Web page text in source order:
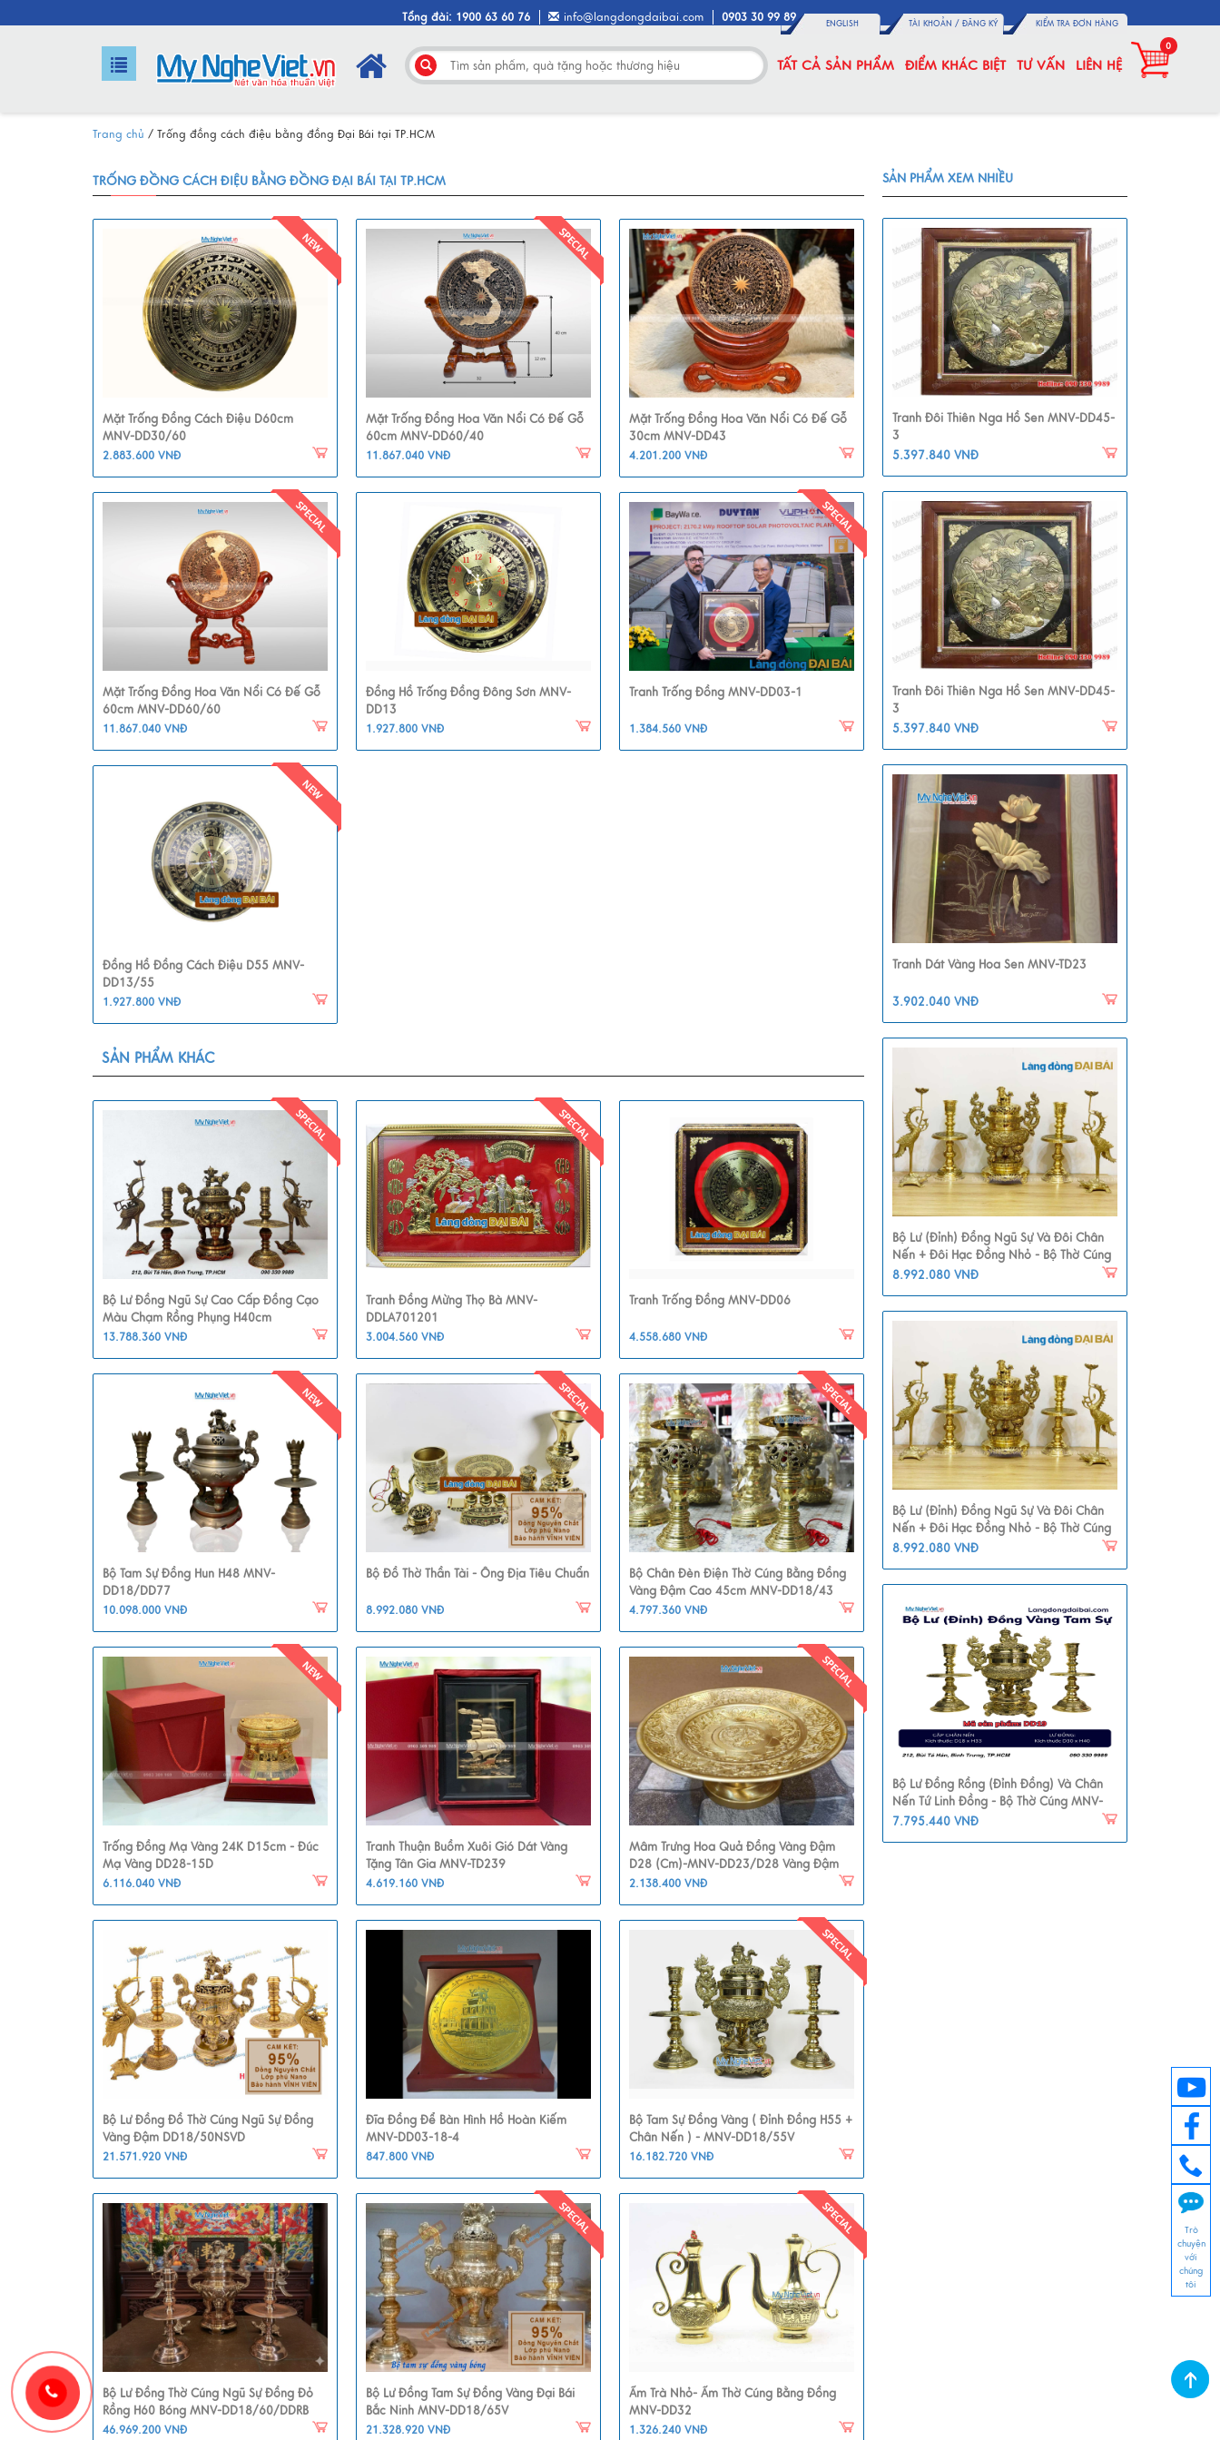
Tổng đài: 1900 63 60 76 info@langdongdaibai.com 0903 30 99 89 ENGLISH TÀI KHOẢN / ĐĂNG KÝ KIỂM TRA ĐƠN HÀNG
TẤT CẢ SẢN PHẨM ĐIỂM KHÁC BIỆT TƯ VẤN LIÊN HỆ
0
Trang chủ / Trống đồng cách điệu bằng đồng Đại Bái tại TP.HCM
TRỐNG ĐỒNG CÁCH ĐIỆU BẰNG ĐỒNG ĐẠI BÁI TẠI TP.HCM
Mặt Trống Đồng Cách Điệu D60cm
MNV-DD30/60
2.883.600 VNĐ
Mặt Trống Đồng Hoa Văn Nổi Có Đế Gỗ
60cm MNV-DD60/40
11.867.040 VNĐ
Mặt Trống Đồng Hoa Văn Nổi Có Đế Gỗ
30cm MNV-DD43
4.201.200 VNĐ
Mặt Trống Đồng Hoa Văn Nổi Có Đế Gỗ
60cm MNV-DD60/60
11.867.040 VNĐ
Đồng Hồ Trống Đồng Đông Sơn MNV-
DD13
1.927.800 VNĐ
Tranh Trống Đồng MNV-DD03-1
1.384.560 VNĐ
Đồng Hồ Đồng Cách Điệu D55 MNV-
DD13/55
1.927.800 VNĐ
SẢN PHẨM KHÁC
Bộ Lư Đồng Ngũ Sự Cao Cấp Đồng Cạo
Màu Chạm Rồng Phụng H40cm
13.788.360 VNĐ
Tranh Đồng Mừng Thọ Bà MNV-
DDLA701201
3.004.560 VNĐ
Tranh Trống Đồng MNV-DD06
4.558.680 VNĐ
Bộ Tam Sự Đồng Hun H48 MNV-
DD18/DD77
10.098.000 VNĐ
Bộ Đồ Thờ Thần Tài - Ông Địa Tiêu Chuẩn
8.992.080 VNĐ
Bộ Chân Đèn Điện Thờ Cúng Bằng Đồng
Vàng Đậm Cao 45cm MNV-DD18/43
4.797.360 VNĐ
Trống Đồng Mạ Vàng 24K D15cm - Đúc
Mạ Vàng DD28-15D
6.116.040 VNĐ
Tranh Thuận Buồm Xuôi Gió Dát Vàng
Tặng Tân Gia MNV-TD239
4.619.160 VNĐ
Mâm Trưng Hoa Quả Đồng Vàng Đậm
D28 (cm)-MNV-DD23/D28 Vàng Đậm
2.138.400 VNĐ
Bộ Lư Đồng Đồ Thờ Cúng Ngũ Sự Đồng
Vàng Đậm DD18/50NSVD
21.571.920 VNĐ
Đĩa Đồng Để Bàn Hình Hồ Hoàn Kiếm
MNV-DD03-18-4
847.800 VNĐ
Bộ Tam Sự Đồng Vàng ( Đỉnh Đồng H55 +
Chân Nến ) - MNV-DD18/55V
16.182.720 VNĐ
Bộ Lư Đồng Thờ Cúng Ngũ Sự Đồng Đỏ
Rồng H60 Bóng MNV-DD18/60/DDRB
46.969.200 VNĐ
Bộ Lư Đồng Tam Sự Đồng Vàng Đại Bái
Bắc Ninh MNV-DD18/65V
21.328.920 VNĐ
Ấm Trà Nhỏ- Ấm Thờ Cúng Bằng Đồng
MNV-DD32
1.326.240 VNĐ
SẢN PHẨM XEM NHIỀU
Tranh Đôi Thiên Nga Hồ Sen MNV-DD45-
3
5.397.840 VNĐ
Tranh Đôi Thiên Nga Hồ Sen MNV-DD45-
3
5.397.840 VNĐ
Tranh Dát Vàng Hoa Sen MNV-TD23
3.902.040 VNĐ
Bộ Lư (Đỉnh) Đồng Ngũ Sự Và Đôi Chân
Nến + Đôi Hạc Đồng Nhỏ - Bộ Thờ Cúng
MNV-DD21-1
8.992.080 VNĐ
Bộ Lư (Đỉnh) Đồng Ngũ Sự Và Đôi Chân
Nến + Đôi Hạc Đồng Nhỏ - Bộ Thờ Cúng
MNV-DD21-1
8.992.080 VNĐ
Bộ Lư Đồng Rồng (Đỉnh Đồng) Và Chân
Nến Tứ Linh Đồng - Bộ Thờ Cúng MNV-
DD19
7.795.440 VNĐ
Trò
chuyện
với
chúng
tôi